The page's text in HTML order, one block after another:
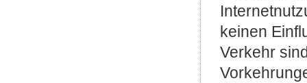
keinen
Verkehr